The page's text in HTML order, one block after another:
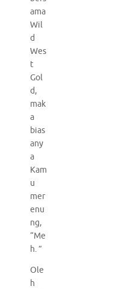
ama
Wil
d
Wes
t
Gol
d,
mak
a
bias
any
a
Kam
u
mer
enu
ng,
“Me
h. ”
Ole
h